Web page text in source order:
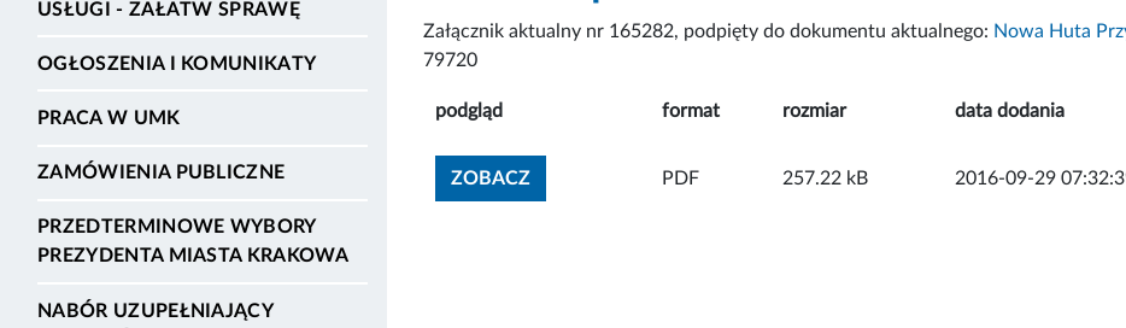
USŁUGI - ZAŁATW SPRAWĘ
OGŁOSZENIA I KOMUNIKATY
PRACA W UMK
ZAMÓWIENIA PUBLICZNE
PRZEDTERMINOWE WYBORY
PREZYDENTA MIASTA KRAKOWA
NABÓR UZUPEŁNIAJĄCY
Załącznik aktualny nr 165282, podpięty do dokumentu aktualnego: Nowa Huta
79720
podgląd format rozmiar data dodania
ZOBACZZOBACZ ZAŁĄCZNIK
PDF 257.22 kB 2016-09-29